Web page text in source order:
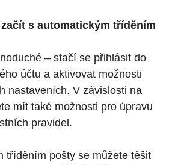
s automatickým tříděním
– stačí se přihlásit do
účtu a aktivovat možnosti
nastaveních. V závislosti na
mít také možnosti pro úpravu
pravidel.
tříděním pošty se můžete těšit